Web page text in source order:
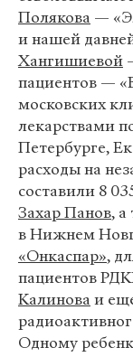
Полякова —
и нашей
Хангишиевой
пациентов —
московских
лекарствами
Петербурге,
расходы на
составили 8
Захар Панов, а
в Нижнем
«Онкаспар»,
пациентов
Калинова и
Одному